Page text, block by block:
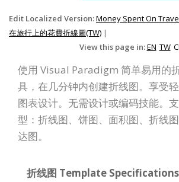
Edit Localized Version:Money Spent On
在旅行上的花費折線圖(TW) |
View this page in:EN TW
使用 Visual Paradigm 简单易用的
具，在几分钟内创建折线图。享受
图表设计。无需设计或编码技能。
型：折线图、饼图、面积图、折线
达图。
折线图 Template